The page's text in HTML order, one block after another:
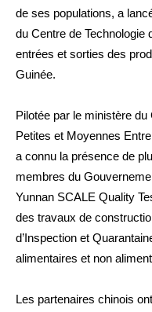
de ses populations, a
du Centre de Technologie
entrées et sorties des
Guinée.
Pilotée par le ministère du
Petites et Moyennes
a connu la présence de
membres du
Yunnan SCALE Quality
des travaux de
d’Inspection et
alimentaires et non
Les partenaires chinois